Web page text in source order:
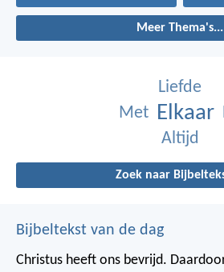
Meer Thema's...
Liefde
Met Elkaar
Altijd
Zoek naar
Bijbeltekst van de dag
Christus heeft ons bevrijd.